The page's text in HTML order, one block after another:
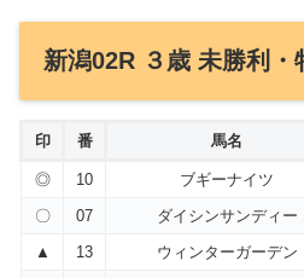
新潟02R ３歳 未勝利・
印 番 馬名
◎ 10 ブギーナイツ
〇
07 ダイシンサンディー
▲
13 ウィンターガーデン